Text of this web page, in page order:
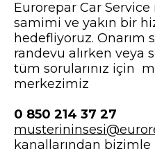
Eurorepar Car
samimi ve yakın bir
hedefliyoruz. Onarım
randevu alırken veya
tüm sorularınız için
merkezimiz
0 850 214 37 27
kanallarından